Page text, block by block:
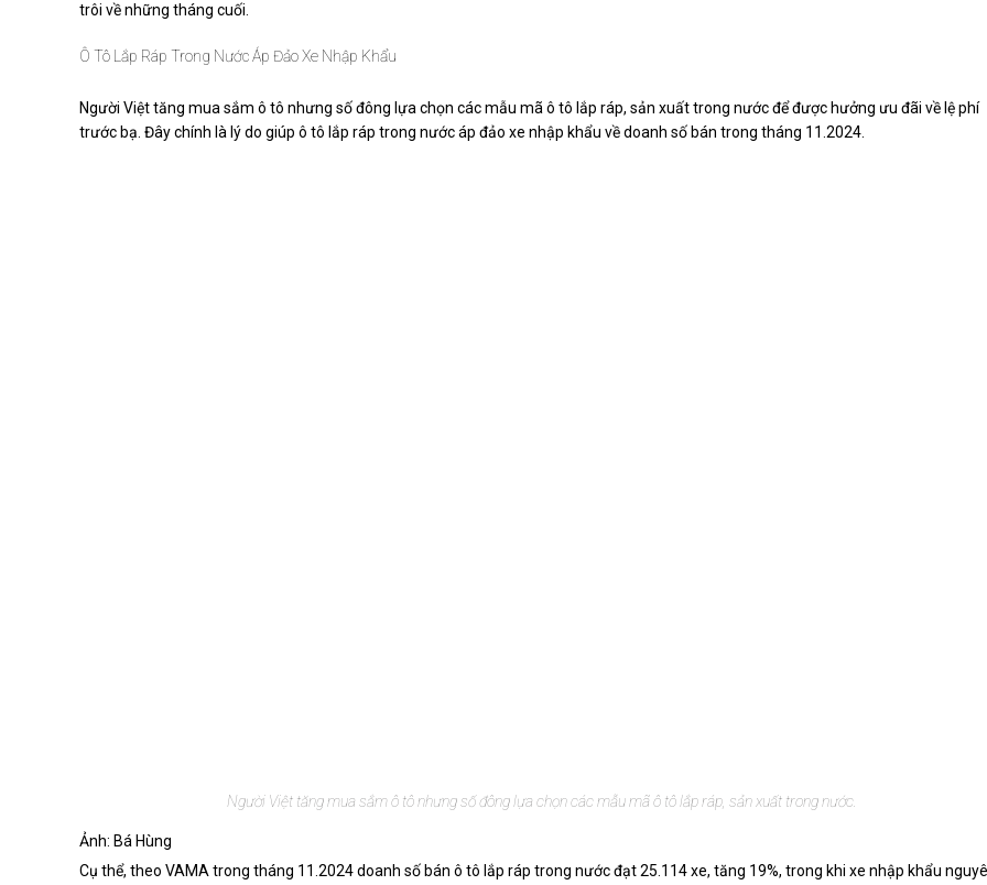
trôi về những tháng cuối.
Ô Tô Lắp Ráp Trong Nước Áp Đảo Xe Nhập Khẩu
Người Việt tăng mua sắm ô tô nhưng số đông lựa chọn các mẫu mã ô tô lắp ráp, sản xuất trong nước để được hưởng ưu đãi về lệ phí
trước bạ. Đây chính là lý do giúp ô tô lắp ráp trong nước áp đảo xe nhập khẩu về doanh số bán trong tháng 11.2024.
Người Việt tăng mua sắm ô tô nhưng số đông lựa chọn các mẫu mã ô tô lắp ráp, sản xuất trong nước.
Ảnh: Bá Hùng
Cụ thể, theo VAMA trong tháng 11.2024 doanh số bán ô tô lắp ráp trong nước đạt 25.114 xe, tăng 19%, trong khi xe nhập khẩu